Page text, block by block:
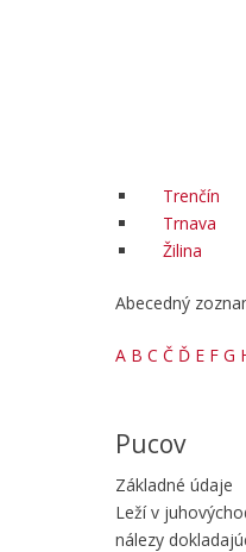
Trenčín
Trnava
Žilina
Abecedný
A B C Č Ď E F G
Pucov
Základné údaje
Leží v
nálezy